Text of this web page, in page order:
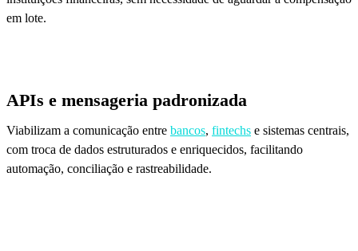
em lote.
APIs e mensageria padronizada
Viabilizam a comunicação entre bancos, fintechs e sistemas centrais,
com troca de dados estruturados e enriquecidos, facilitando
automação, conciliação e rastreabilidade.